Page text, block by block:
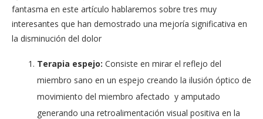
fantasma en este artículo hablaremos sobre tres muy
interesantes que han demostrado una mejoría significativa en
la disminución del dolor
Terapia espejo: Consiste en mirar el reflejo del
miembro sano en un espejo creando la ilusión óptico de
movimiento del miembro afectado y amputado
generando una retroalimentación visual positiva en la